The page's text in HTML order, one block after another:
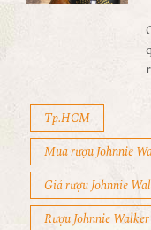
Tp.HCM
Mua rượu Johnnie
Giá rượu Johnnie
Rượu Johnnie